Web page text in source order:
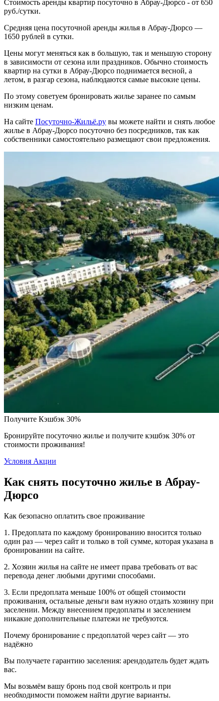
Стоимость аренды квартир посуточно в Абрау-Дюрсо - от 650
руб./сутки.
Средняя цена посуточной аренды жилья в Абрау-Дюрсо —
1650 рублей в сутки.
Цены могут меняться как в большую, так и меньшую сторону
в зависимости от сезона или праздников. Обычно стоимость
квартир на сутки в Абрау-Дюрсо поднимается весной, а
летом, в разгар сезона, наблюдаются самые высокие цены.
По этому советуем бронировать жилье заранее по самым
низким ценам.
На сайте Посуточно-Жильё.ру вы можете найти и снять любое
жилье в Абрау-Дюрсо посуточно без посредников, так как
собственники самостоятельно размещают свои предложения.
Получите Кэшбэк 30%
Бронируйте посуточно жилье и получите кэшбэк 30% от
стоимости проживания!
Условия Акции
Как снять посуточно жилье в Абрау-
Дюрсо
Как безопасно оплатить свое проживание
1. Предоплата по каждому бронированию вносится только
один раз — через сайт и только в той сумме, которая указана в
бронировании на сайте.
2. Хозяин жилья на сайте не имеет права требовать от вас
перевода денег любыми другими способами.
3. Если предоплата меньше 100% от общей стоимости
проживания, остальные деньги вам нужно отдать хозяину при
заселении. Между внесением предоплаты и заселением
никакие дополнительные платежи не требуются.
Почему бронирование с предоплатой через сайт — это
надёжно
Вы получаете гарантию заселения: арендодатель будет ждать
вас.
Мы возьмём вашу бронь под свой контроль и при
необходимости поможем найти другие варианты.